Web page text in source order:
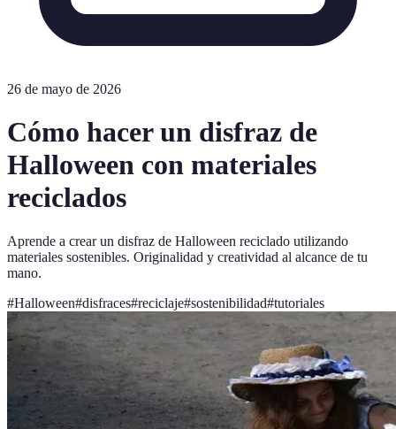
26 de mayo de 2026
Cómo hacer un disfraz de
Halloween con materiales
reciclados
Aprende a crear un disfraz de Halloween reciclado utilizando
materiales sostenibles. Originalidad y creatividad al alcance de tu
mano.
#Halloween#disfraces#reciclaje#sostenibilidad#tutoriales